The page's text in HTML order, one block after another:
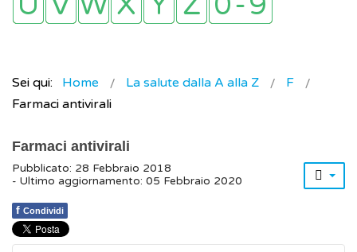
Sei qui: Home La salute dalla A alla Z
F
Farmaci antivirali
Farmaci antivirali
Pubblicato: 28 Febbraio 2018
- Ultimo aggiornamento: 05 Febbraio 2020
f Condividi